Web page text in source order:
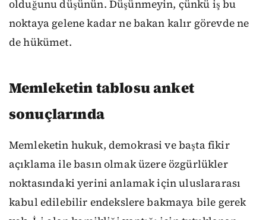
olduğunu düşünün. Düşünmeyin, çünkü iş bu
noktaya gelene kadar ne bakan kalır görevde ne
de hükümet.
Memleketin tablosu anket
sonuçlarında
Memleketin hukuk, demokrasi ve başta fikir
açıklama ile basın olmak üzere özgürlükler
noktasındaki yerini anlamak için uluslararası
kabul edilebilir endekslere bakmaya bile gerek